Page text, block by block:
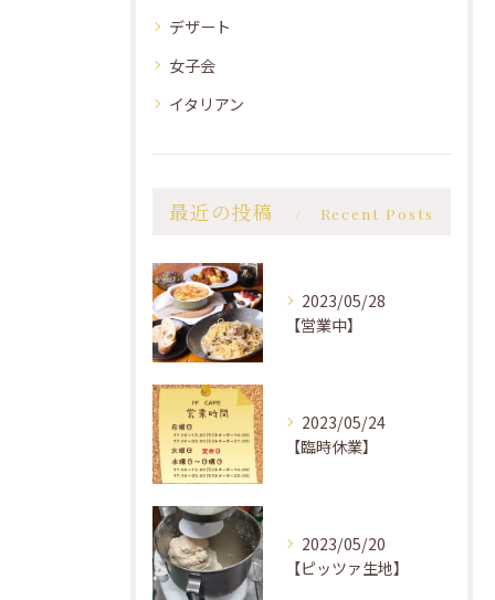
デザート
女子会
イタリアン
最近の投稿 Recent Posts
2023/05/28
【営業中】
2023/05/24
【臨時休業】
2023/05/20
【ピッツァ生地】